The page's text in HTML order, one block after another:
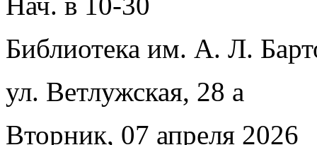
Библиотека им. А. Л.
ул. Ветлужская, 28 а
Вторник, 07 апреля 2026